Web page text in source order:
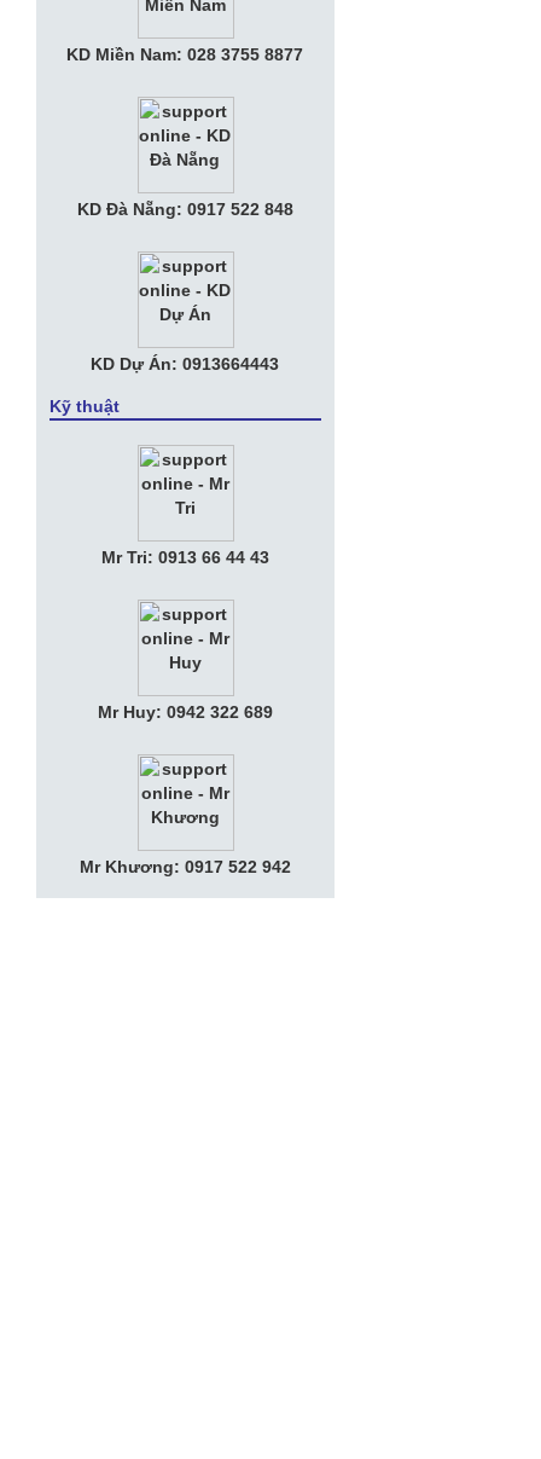
• Nữ tướng KiotViet muốn đem phần
mềm bán hàng phủ khắp Việt Nam với
• Tuyển Nhân viên Kế Toán Văn phòng
• Tuyển Nhân Viên Kinh Doanh
• Apple muốn chia tay Amazon, tự làm
KD Miền Nam: 028 3755 8877
KD Đà Nẵng: 0917 522 848
KD Dự Án: 0913664443
Kỹ thuật
Mr Tri: 0913 66 44 43
Mr Huy: 0942 322 689
Mr Khương: 0917 522 942